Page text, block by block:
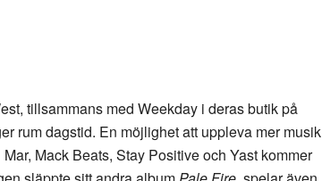
tillsammans med Weekday i deras butik på
rum dagstid. En möjlighet att uppleva mer musik
Mack Beats, Stay Positive och Yast kommer